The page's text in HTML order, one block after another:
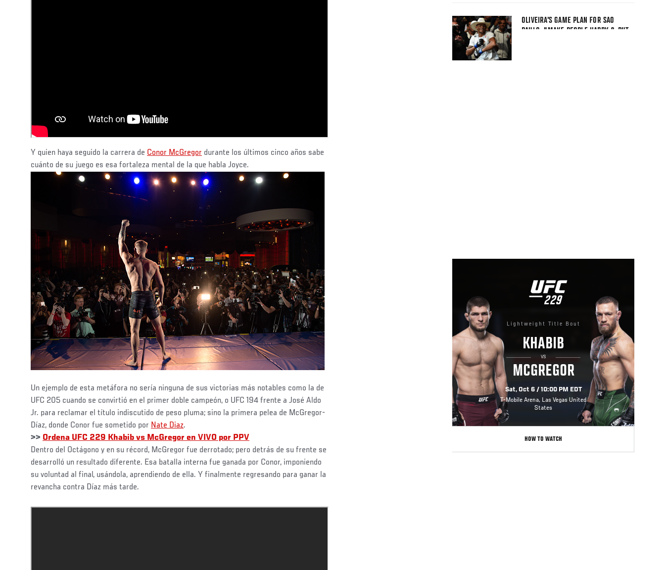
Y quien haya seguido la carrera de Conor McGregor durante los últimos cinco años sabe
cuánto de su juego es esa fortaleza mental de la que habla Joyce.
Un ejemplo de esta metáfora no sería ninguna de sus victorias más notables como la de
UFC 205 cuando se convirtió en el primer doble campeón, o UFC 194 frente a José Aldo
Jr. para reclamar el título indiscutido de peso pluma; sino la primera pelea de McGregor-
Díaz, donde Conor fue sometido por Nate Diaz.
>> Ordena UFC 229 Khabib vs McGregor en VIVO por PPV
Dentro del Octágono y en su récord, McGregor fue derrotado; pero detrás de su frente se
desarrolló un resultado diferente. Esa batalla interna fue ganada por Conor, imponiendo
su voluntad al final, usándola, aprendiendo de ella. Y finalmente regresando para ganar la
revancha contra Díaz más tarde.
OLIVEIRA'S GAME PLAN FOR SAO
PAULO: "MAKE PEOPLE HAPPY & PUT
UFC
229
229
Lightweight Title Bout
KHABIB
VS
MCGREGOR
Sat, Oct 6 / 10:00 PM EDT
T-Mobile Arena, Las Vegas United
States
HOW TO WATCH